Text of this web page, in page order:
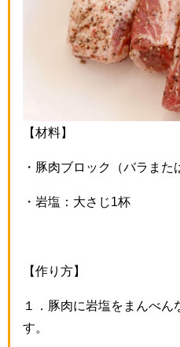
【材料】
・豚肉ブロック（バラまた
・岩塩：大さじ 1杯
【作り方】
１．豚肉に岩塩をまんべん
す。